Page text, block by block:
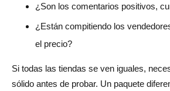
¿Son los comentarios positivos,
¿Están compitiendo los
el precio?
Si todas las tiendas se ven iguales,
sólido antes de probar. Un paquete